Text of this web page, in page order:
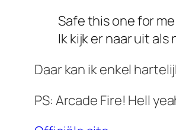
Safe this one for
Ik kijk er naar uit
Daar kan ik enkel
PS: Arcade Fire! Hell